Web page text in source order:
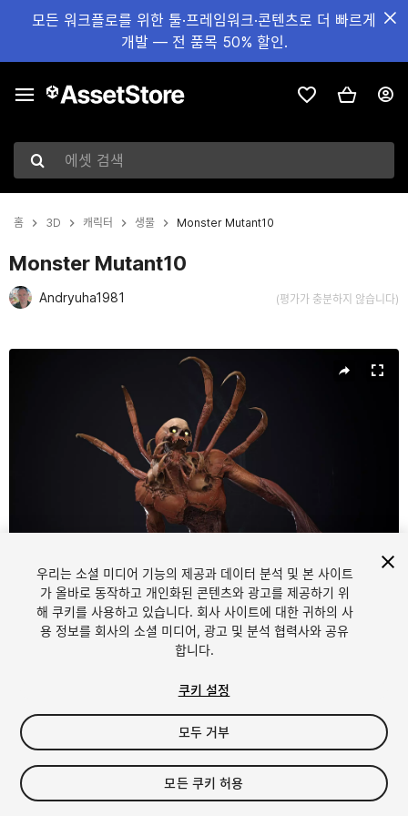
모든 워크플로를 위한 툴·프레임워크·콘텐츠로 더 빠르게
개발 — 전 품목 50% 할인.
에셋 검색
홈 3D 캐릭터 생물 Monster Mutant10
Monster Mutant10
Andryuha1981 (평가가 충분하지 않습니다)
1/42
$45
세금/부가세는 결제 시 반영됩니다.
우리는 소셜 미디어 기능의 제공과 데이터 분석 및 본 사이트
가 올바로 동작하고 개인화된 콘텐츠와 광고를 제공하기 위
해 쿠키를 사용하고 있습니다. 회사 사이트에 대한 귀하의 사
용 정보를 회사의 소셜 미디어, 광고 및 분석 협력사와 공유
합니다.
쿠키 설정
모두 거부
모든 쿠키 허용